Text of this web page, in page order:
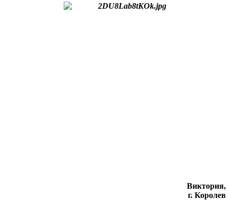
Виктория,
г. Королев